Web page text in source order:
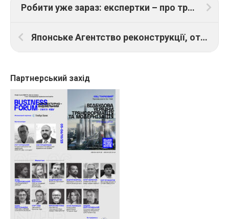
Робити уже зараз: експертки – про травми та відновлення психічного здоров’я запоріжан
Японське Агентство реконструкції, отове допомагати Агентству відновлення України
Партнерський захід